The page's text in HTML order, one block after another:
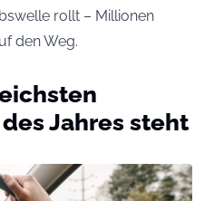
rollt – Millionen
den Weg.
Jahres steht